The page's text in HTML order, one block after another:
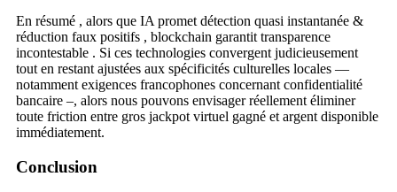
En résumé , alors que IA promet détection quasi instantanée &
réduction faux positifs , blockchain garantit transparence
incontestable . Si ces technologies convergent judicieusement
tout en restant ajustées aux spécificités culturelles locales —
notamment exigences francophones concernant confidentialité
bancaire –, alors nous pouvons envisager réellement éliminer
toute friction entre gros jackpot virtuel gagné et argent disponible
immédiatement.
Conclusion